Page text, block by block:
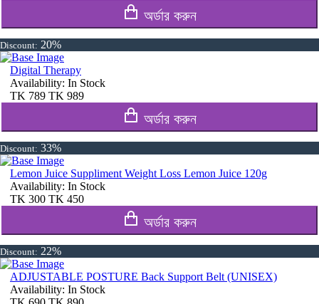
অর্ডার করুন
Discount: 20%
Digital Therapy
Availability: In Stock
TK 789 TK 989
অর্ডার করুন
Discount: 33%
Lemon Juice Suppliment Weight Loss Lemon Juice 120g
Availability: In Stock
TK 300 TK 450
অর্ডার করুন
Discount: 22%
ADJUSTABLE POSTURE Back Support Belt (UNISEX)
Availability: In Stock